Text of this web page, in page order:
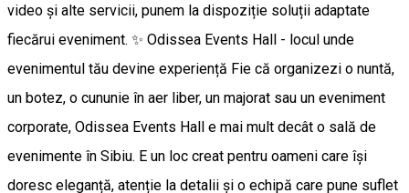
video și alte servicii, punem la dispoziție soluții adaptate
fiecărui eveniment. ✨️ Odissea Events Hall - locul unde
evenimentul tău devine experiență Fie că organizezi o nuntă,
un botez, o cununie în aer liber, un majorat sau un eveniment
corporate, Odissea Events Hall e mai mult decât o sală de
evenimente în Sibiu. E un loc creat pentru oameni care își
doresc eleganță, atenție la detalii și o echipă care pune suflet